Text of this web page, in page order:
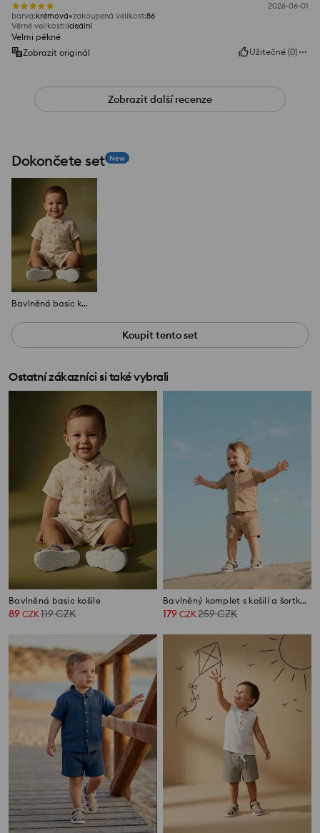
2026-06-01
barva:krémová zakoupená velikost:86
Věrné velikosti:ideální
Velmi pěkné
Zobrazit originál
Užitečné (0)
Zobrazit další recenze
Dokončete set New
Bavlněná basic košile
Koupit tento set
Ostatní zákazníci si také vybrali
Bavlněná basic košile
89 CZK119CZK
Bavlněný komplet s košilí a šortkami
179 CZK259CZK